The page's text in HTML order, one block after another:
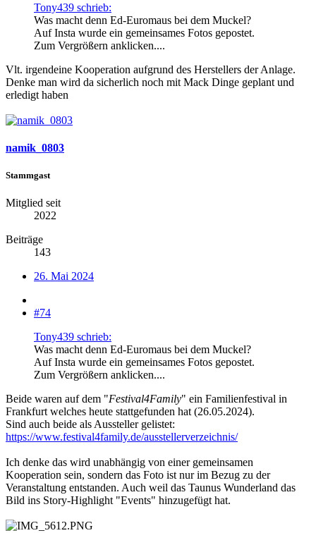
Tony439 schrieb:
Was macht denn Ed-Euromaus bei dem Muckel?
Auf Insta wurde ein gemeinsames Fotos gepostet.
Zum Vergrößern anklicken....
Vlt. irgendeine Kooperation aufgrund des Herstellers der Anlage.
Denke man wird da sicherlich noch mit Mack Dinge geplant und
erledigt haben
namik_0803
Stammgast
Mitglied seit
2022
Beiträge
143
26. Mai 2024
#74
Tony439 schrieb:
Was macht denn Ed-Euromaus bei dem Muckel?
Auf Insta wurde ein gemeinsames Fotos gepostet.
Zum Vergrößern anklicken....
Beide waren auf dem "Festival4Family" ein Familienfestival in
Frankfurt welches heute stattgefunden hat (26.05.2024).
Sind auch beide als Aussteller gelistet:
https://www.festival4family.de/ausstellerverzeichnis/
Ich denke das wird unabhängig von einer gemeinsamen
Kooperation sein, sondern das Foto ist nur im Bezug zu der
Veranstaltung entstanden. Auch weil das Taunus Wunderland das
Bild ins Story-Highlight "Events" hinzugefügt hat.